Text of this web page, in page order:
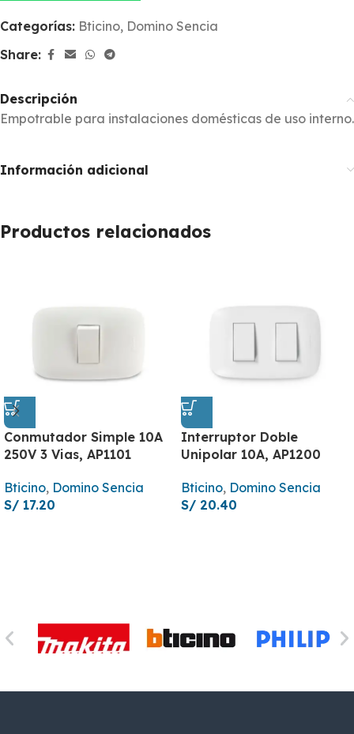
Categorías: Bticino, Domino Sencia
Share:
Descripción
Empotrable para instalaciones domésticas de uso interno.
Información adicional
Productos relacionados
Conmutador Simple 10A
250V 3 Vias, AP1101
Bticino, Domino Sencia
S/ 17.20
Interruptor Doble
Unipolar 10A, AP1200
Bticino, Domino Sencia
S/ 20.40